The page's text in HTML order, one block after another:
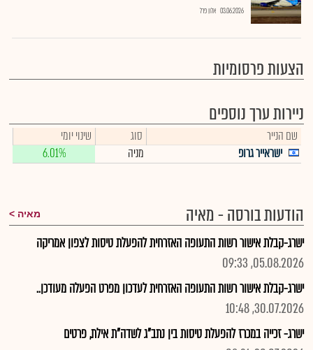
03.06.2026 אלון פרל
הצעות פרסומיות
ניירות ערך נוספים
שם הנייר סוג
שינוי יומי
ישראייר גרופ
מניה 6.01%
הודעות בורסה - מאיה מאיה
ישרג-קבלת אישור רשות התעופה האזרחית להפעלת טיסות לצפון אמריקה
05.08.2026, 09:33
ישרג-קבלת אישור רשות התעופה האזרחית לעדכון מפרט הפעלה מעודכן..
30.07.2026, 10:48
ישרג- זכייה במכרז להפעלת טיסות בין נתב"ג לשדה"ת אילת, פרטים